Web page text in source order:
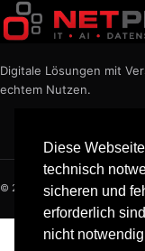
Diese
technisch
sicheren und
erforderlich
nicht
Digitale Lösungen mit
echtem Nutzen.
© 2026 NETPROM